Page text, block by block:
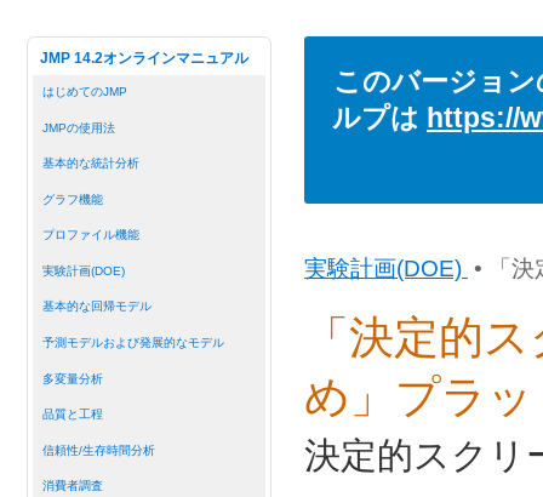
JMP 14.2オンラインマニュアル
はじめてのJMP
JMPの使用法
基本的な統計分析
グラフ機能
プロファイル機能
実験計画(DOE)
基本的な回帰モデル
予測モデルおよび発展的なモデル
多変量分析
品質と工程
信頼性/生存時間分析
消費者調査
このバージョ
ルプは https://
実験計画(DOE) • 「
「決定的
め」プラ
決定的スクリ